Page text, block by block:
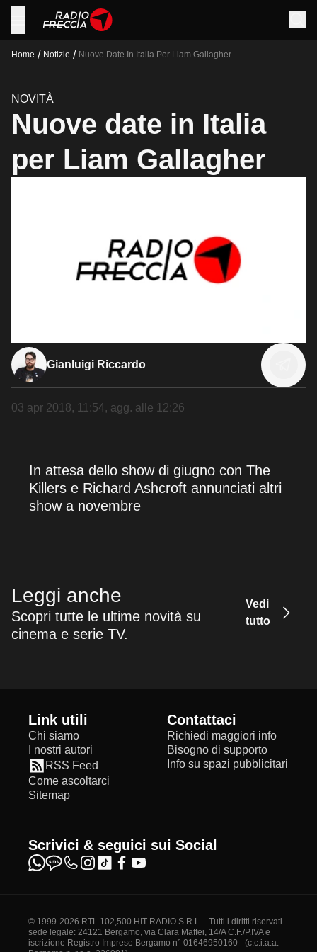
Home / Notizie / Nuove Date In Italia Per Liam Gallagher
NOVITÀ
Nuove date in Italia
per Liam Gallagher
Gianluigi Riccardo
03 apr 2018, 11:54, agg. alle 12:26
In attesa dello show di giugno con The
Killers e Richard Ashcroft annunciati altri
show a novembre
Leggi anche
Scopri tutte le ultime novità su
cinema e serie TV.
Vedi
tutto
Link utili
Chi siamo
I nostri autori
RSS Feed
Come ascoltarci
Sitemap
Contattaci
Richiedi maggiori info
Bisogno di supporto
Info su spazi pubblicitari
Scrivici & seguici sui Social
© 1999-2026 RTL 102,500 HIT RADIO S.R.L. - Tutti i diritti riservati -
sede legale: 24121 Bergamo, via Clara Maffei, 14/A C.F./P.IVA e
iscrizione Registro Imprese Bergamo n° 01646950160 - (c.c.i.a.a.